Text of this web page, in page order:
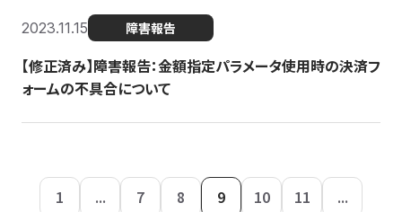
2023.11.15 障害報告
【修正済み】障害報告：金額指定パラメータ使用時の決済フ
ォームの不具合について
1 ... 7 8 9 10 11
...